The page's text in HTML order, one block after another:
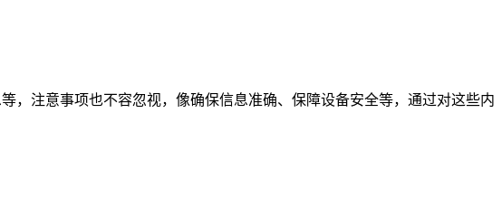
，注意事项也不容忽视，像确保信息准确、保障设备安全等，通过对这些内